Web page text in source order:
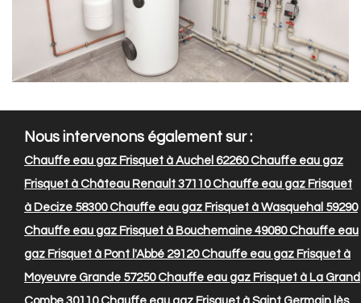
Nous intervenons également sur :
Chauffe eau gaz Frisquet à Auchel 62260Chauffe eau gaz
Frisquet à Château Renault 37110Chauffe eau gaz Frisquet
à Decize 58300Chauffe eau gaz Frisquet à Wasquehal 59290
Chauffe eau gaz Frisquet à Bouchemaine 49080Chauffe eau
gaz Frisquet à Pont l'Abbé 29120Chauffe eau gaz Frisquet à
Moyeuvre Grande 57250Chauffe eau gaz Frisquet à La Grand